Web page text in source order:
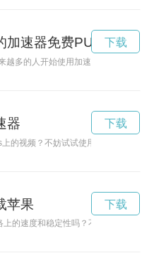
加速器免费PUBG
越多的人开始使用加速器来提高网络
下载
器
的视频？不妨试试使用加速器来提升
下载
苹果
的速度和稳定性吗？不妨尝试一款
下载